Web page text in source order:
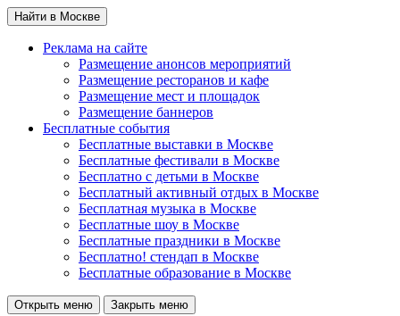
Найти в Москве
Реклама на сайте
Размещение анонсов мероприятий
Размещение ресторанов и кафе
Размещение мест и площадок
Размещение баннеров
Бесплатные события
Бесплатные выставки в Москве
Бесплатные фестивали в Москве
Бесплатно с детьми в Москве
Бесплатный активный отдых в Москве
Бесплатная музыка в Москве
Бесплатные шоу в Москве
Бесплатные праздники в Москве
Бесплатно! стендап в Москве
Бесплатные образование в Москве
Открыть меню Закрыть меню